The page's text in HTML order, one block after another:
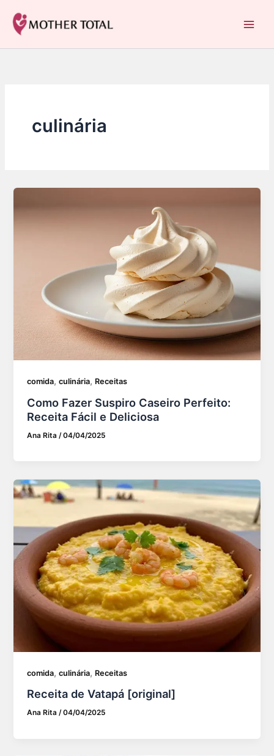
para
conteúdo
culinária
comida,culinária, Receitas
Como Fazer Suspiro Caseiro Perfeito:
Receita Fácil e Deliciosa
Ana Rita /04/04/2025
comida,culinária, Receitas
Receita de Vatapá [original]
Ana Rita/04/04/2025